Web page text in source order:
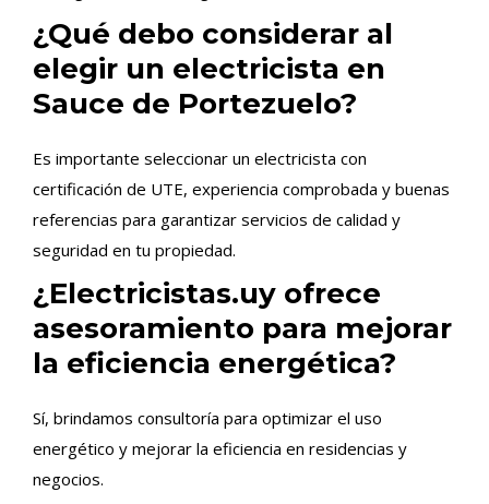
¿Qué debo considerar al
elegir un electricista en
Sauce de Portezuelo?
Es importante seleccionar un electricista con
certificación de UTE, experiencia comprobada y buenas
referencias para garantizar servicios de calidad y
seguridad en tu propiedad.
¿Electricistas.uy ofrece
asesoramiento para mejorar
la eficiencia energética?
Sí, brindamos consultoría para optimizar el uso
energético y mejorar la eficiencia en residencias y
negocios.